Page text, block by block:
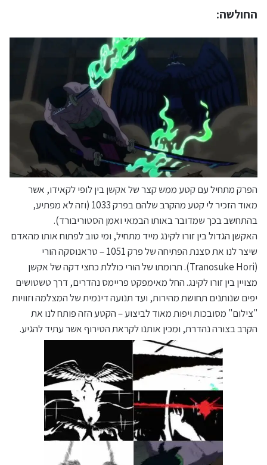
החולשה:
הפרק מתחיל עם קטע ממש קצר של אקשן בין לופי לקאידו, אשר
מאוד הזכיר לי קטע מהקרב שלהם בפרק 1033 (וזה לא מפתיע,
בהתחשב בכך שמדובר באותו הבמאי ואמן הסטוריבורד).
האקשן הגדול בין זורו לקינג מייד מתחיל, ומי טוב לפתוח אותו מהאדם
שיצר לנו את סצנת הפתיחה של פרק 1051 – טראנוסקה הורי
(Tranosuke Hori). תרומתו של הורי כוללת כחצי דקה של אקשן
מצויין בין זורו לקינג. החל מאימפקט פריימס נהדרים, דרך טשטושים
יפים שנותנים תחושת מהירות, ועד תנועה דינמית של המצלמה וזוויות
"צילום" מסובכות ויפות מאוד לביצוע – הקטע הזה פותח לנו את
הקרב בצורה נהדרת, ומכין אותנו לקראת הטירוף אשר עתיד להגיע.